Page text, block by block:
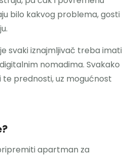
bilo kakvog problema, gosti
svaki iznajmljivač treba imati
nomadima. Svakako
prednosti, uz mogućnost
apartman za